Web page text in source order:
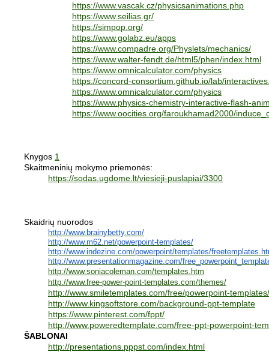
https://www.vascak.cz/physicsanimations.php
https://www.seilias.gr/
https://simpop.org/
https://www.golabz.eu/apps
https://www.compadre.org/Physlets/mechanics/
https://www.walter-fendt.de/html5/phen/index.html
https://www.omnicalculator.com/physics
https://concord-consortium.github.io/lab/
https://www.omnicalculator.com/physics
https://www.physics-chemistry-interactive-flash-
https://www.oocities.org/faroukhamad2000/
Knygos 1
Skaitmeninių mokymo priemonės:
https://sodas.ugdome.lt/viesieji-puslapiai/3300
Skaidrių nuorodos
http://www.brainybetty.com/
http://www.m62.net/powerpoint-templates/
http://www.indezine.com/powerpoint/templates/
http://www.presentationmagazine.com/
http://www.soniacoleman.com/templates.htm
http://www.free-power-point-templates.com/themes/
http://www.smiletemplates.com/free/powerpoint-
http://www.kingsoftstore.com/background-ppt-template
https://www.pinterest.com/fppt/
http://www.poweredtemplate.com/free-ppt-powerpoint-
ŠABLONAI
http://presentations.pppst.com/index.html